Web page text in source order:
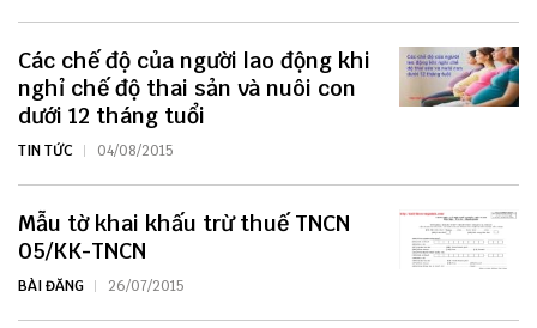
Các chế độ của người lao động khi
nghỉ chế độ thai sản và nuôi con
dưới 12 tháng tuổi
TIN TỨC 04/08/2015
Mẫu tờ khai khấu trừ thuế TNCN
05/KK-TNCN
BÀI ĐĂNG 26/07/2015